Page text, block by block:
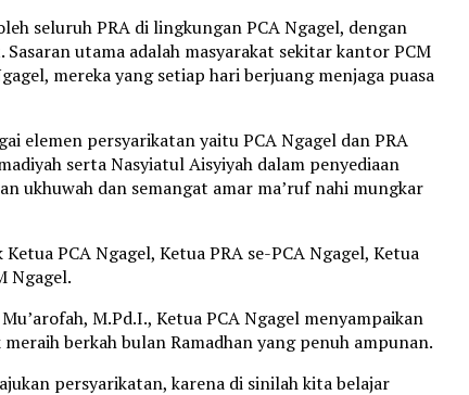
seluruh PRA di lingkungan PCA Ngagel, dengan
utama adalah masyarakat sekitar kantor PCM
mereka yang setiap hari berjuang menjaga puasa
elemen persyarikatan yaitu PCA Ngagel dan PRA
serta Nasyiatul Aisyiyah dalam penyediaan
ukhuwah dan semangat amar ma’ruf nahi mungkar
PCA Ngagel, Ketua PRA se-PCA Ngagel, Ketua
Ngagel.
M.Pd.I., Ketua PCA Ngagel menyampaikan
berkah bulan Ramadhan yang penuh ampunan.
persyarikatan, karena di sinilah kita belajar